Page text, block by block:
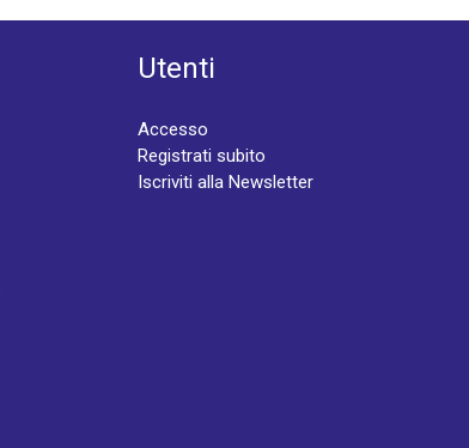
Utenti
Accesso
Registrati subito
Iscriviti alla Newsletter